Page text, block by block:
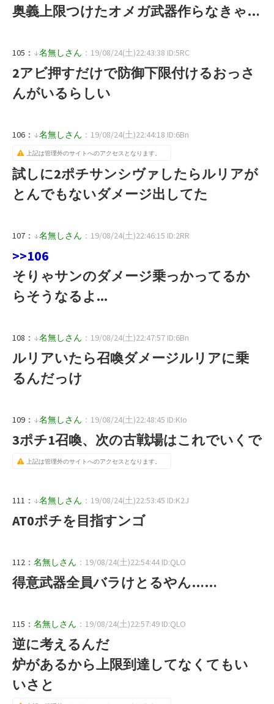
奥義上限つけたオメガ武器作らなきゃ…
105： ↓名無しさん ：19/08/24(土)22:43:38 ID:5RC
2アビ押すだけで防御下限付けるおっさ
んがいるらしい
106： ↓名無しさん ：19/08/24(土)22:44:18 ID:6Bn
上記は管理外のサイトへのアクセスとなります。
試しに2ポチサンシヴァしたらルリアが
とんでもないダメージ出してた
107： ↓名無しさん ：19/08/24(土)22:46:15 ID:2RR
>>106
そりゃサンのダメージ乗っかってるか
らそうなるよ...
108： ↓名無しさん ：19/08/24(土)22:47:57 ID:6Bn
ルリアいたら召喚ダメージルリアに乗
るんだっけ
109： ↓名無しさん ：19/08/24(土)22:48:45 ID:KIo
3ポチ1召喚、次の古戦場はこれでいくで
上記は管理外のサイトへのアクセスとなります。
111： ↓名無しさん ：19/08/24(土)22:53:45 ID:K2J
AT0ポチを目指すンゴ
112： 名無しさん ：19/08/24(土)22:54:44 ID:QLO
得意武器全員バラけとるやん……
115： 名無しさん ：19/08/24(土)22:57:49 ID:QLO
逆に考えるんだ
炉があるから上限到達してなくてもい
いさと